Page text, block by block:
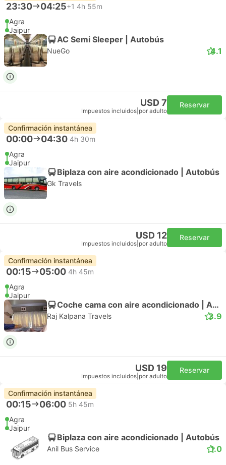
23:30 04:25+1 4h 55m
Agra
Jaipur
AC Semi Sleeper | Autobús
NueGo 4.1
USD 7
Impuestos incluidos por adulto
Reservar
Confirmación instantánea
00:00 04:30 4h 30m
Agra
Jaipur
Biplaza con aire acondicionado | Autobús
Gk Travels
USD 12
Impuestos incluidos por adulto
Reservar
Confirmación instantánea
00:15 05:00 4h 45m
Agra
Jaipur
Coche cama con aire acondicionado | Autobús
Raj Kalpana Travels 3.9
USD 19
Impuestos incluidos por adulto
Reservar
Confirmación instantánea
00:15 06:00 5h 45m
Agra
Jaipur
Biplaza con aire acondicionado | Autobús
Anil Bus Service 1.0